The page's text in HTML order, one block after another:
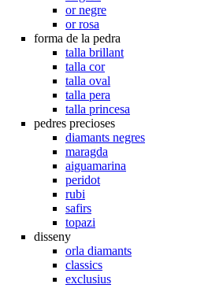
or negre
or rosa
forma de la pedra
talla brillant
talla cor
talla oval
talla pera
talla princesa
pedres precioses
diamants negres
maragda
aiguamarina
peridot
rubi
safirs
topazi
disseny
orla diamants
classics
exclusius